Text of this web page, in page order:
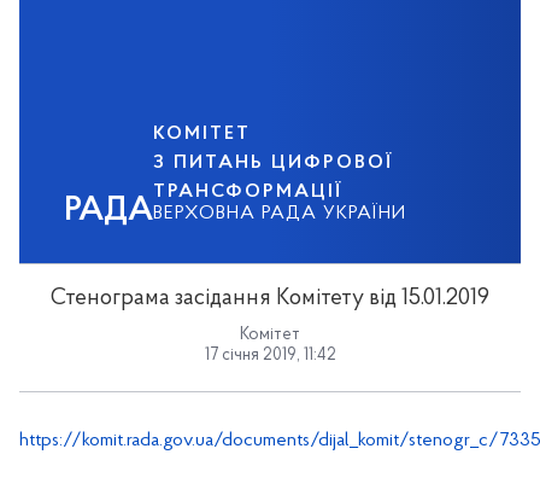
РАДА
КОМІТЕТ
З ПИТАНЬ ЦИФРОВОЇ
ТРАНСФОРМАЦІЇ
ВЕРХОВНА РАДА УКРАЇНИ
Стенограма засідання Комітету від 15.01.2019
Комітет
17 січня 2019, 11:42
https://komit.rada.gov.ua/documents/dijal_komit/stenogr_c/